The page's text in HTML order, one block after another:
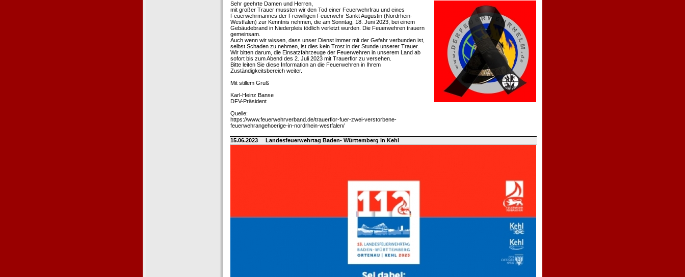
Sehr geehrte Damen und Herren,
mit großer Trauer mussten wir den Tod einer Feuerwehrfrau und eines
Feuerwehrmannes der Freiwilligen Feuerwehr Sankt Augustin (Nordrhein-
Westfalen) zur Kenntnis nehmen, die am Sonntag, 18. Juni 2023, bei einem
Gebäudebrand in Niederpleis tödlich verletzt wurden. Die Feuerwehren trauern
gemeinsam.
Auch wenn wir wissen, dass unser Dienst immer mit der Gefahr verbunden ist,
selbst Schaden zu nehmen, ist dies kein Trost in der Stunde unserer Trauer.
Wir bitten darum, die Einsatzfahrzeuge der Feuerwehren in unserem Land ab
sofort bis zum Abend des 2. Juli 2023 mit Trauerflor zu versehen.
Bitte leiten Sie diese Information an die Feuerwehren in Ihrem
Zuständigkeitsbereich weiter.
Mit stillem Gruß
Karl-Heinz Banse
DFV-Präsident
Quelle:
https://www.feuerwehrverband.de/trauerflor-fuer-zwei-verstorbene-
feuerwehrangehoerige-in-nordrhein-westfalen/
15.06.2023 Landesfeuerwehrtag Baden- Württemberg in Kehl